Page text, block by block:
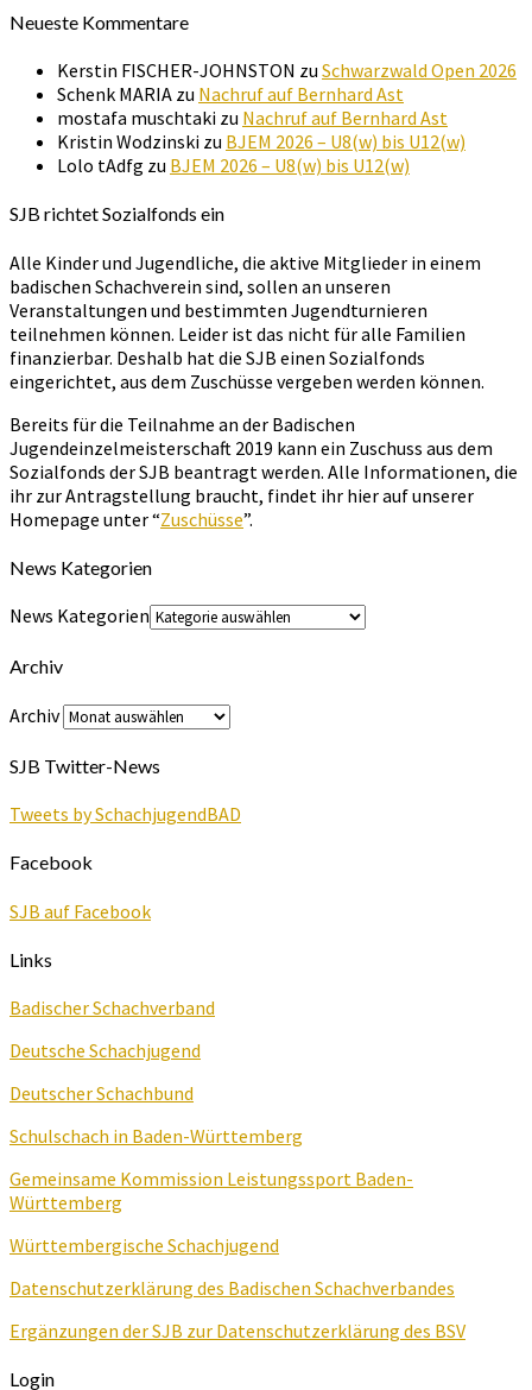
Neueste Kommentare
Kerstin FISCHER-JOHNSTON zu Schwarzwald Open 2026
Schenk MARIA zu Nachruf auf Bernhard Ast
mostafa muschtaki zu Nachruf auf Bernhard Ast
Kristin Wodzinski zu BJEM 2026 – U8(w) bis U12(w)
Lolo tAdfg zu BJEM 2026 – U8(w) bis U12(w)
SJB richtet Sozialfonds ein
Alle Kinder und Jugendliche, die aktive Mitglieder in einem
badischen Schachverein sind, sollen an unseren
Veranstaltungen und bestimmten Jugendturnieren
teilnehmen können. Leider ist das nicht für alle Familien
finanzierbar. Deshalb hat die SJB einen Sozialfonds
eingerichtet, aus dem Zuschüsse vergeben werden können.
Bereits für die Teilnahme an der Badischen
Jugendeinzelmeisterschaft 2019 kann ein Zuschuss aus dem
Sozialfonds der SJB beantragt werden. Alle Informationen, die
ihr zur Antragstellung braucht, findet ihr hier auf unserer
Homepage unter “Zuschüsse”.
News Kategorien
News Kategorien
Archiv
Archiv
SJB Twitter-News
Tweets by SchachjugendBAD
Facebook
SJB auf Facebook
Links
Badischer Schachverband
Deutsche Schachjugend
Deutscher Schachbund
Schulschach in Baden-Württemberg
Gemeinsame Kommission Leistungssport Baden-
Württemberg
Württembergische Schachjugend
Datenschutzerklärung des Badischen Schachverbandes
Ergänzungen der SJB zur Datenschutzerklärung des BSV
Login